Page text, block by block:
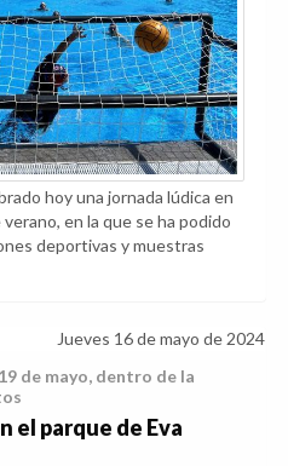
hoy una jornada lúdica en
en la que se ha podido
deportivas y muestras
Jueves 16 de mayo de 2024
de mayo, dentro de la
el parque de Eva